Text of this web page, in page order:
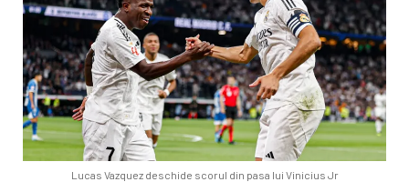
Lucas Vazquez deschide scorul din pasa lui Vinicius Jr